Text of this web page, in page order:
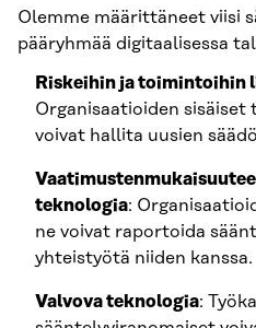
Olemme määrittäneet viisi
pääryhmää digitaalisessa
Riskeihin ja toimintoihin
Organisaatioiden
voivat hallita uusien
teknologia:
ne voivat raportoida
yhteistyötä niiden kanssa.
Valvova teknologia: